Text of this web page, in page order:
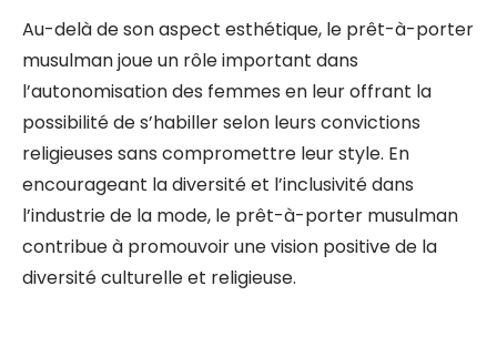
Au-delà de son aspect esthétique, le prêt-à-porter
musulman joue un rôle important dans
l’autonomisation des femmes en leur offrant la
possibilité de s’habiller selon leurs convictions
religieuses sans compromettre leur style. En
encourageant la diversité et l’inclusivité dans
l’industrie de la mode, le prêt-à-porter musulman
contribue à promouvoir une vision positive de la
diversité culturelle et religieuse.